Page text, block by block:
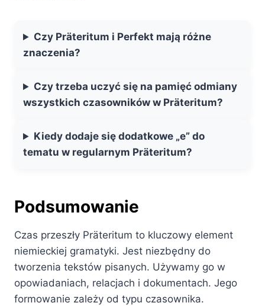
Czy Präteritum i Perfekt mają różne
znaczenia?
Czy trzeba uczyć się na pamięć odmiany
wszystkich czasowników w Präteritum?
Kiedy dodaje się dodatkowe „e” do
tematu w regularnym Präteritum?
Podsumowanie
Czas przeszły Präteritum to kluczowy element
niemieckiej gramatyki. Jest niezbędny do
tworzenia tekstów pisanych. Używamy go w
opowiadaniach, relacjach i dokumentach. Jego
formowanie zależy od typu czasownika.